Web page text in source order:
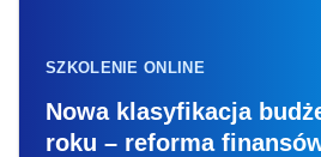
SZKOLENIE ONLINE
Nowa klasyfikacja
roku – reforma